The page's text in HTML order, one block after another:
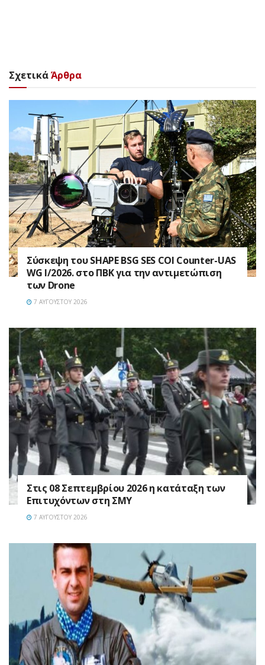
ΣχετικάΆρθρα
Σύσκεψη του SHAPE BSG SES COI Counter-UAS
WG I/2026. στο ΠΒΚ για την αντιμετώπιση
των Drone
7 ΑΥΓΟΎΣΤΟΥ 2026
Στις 08 Σεπτεμβρίου 2026 η κατάταξη των
Επιτυχόντων στη ΣΜΥ
7 ΑΥΓΟΎΣΤΟΥ 2026